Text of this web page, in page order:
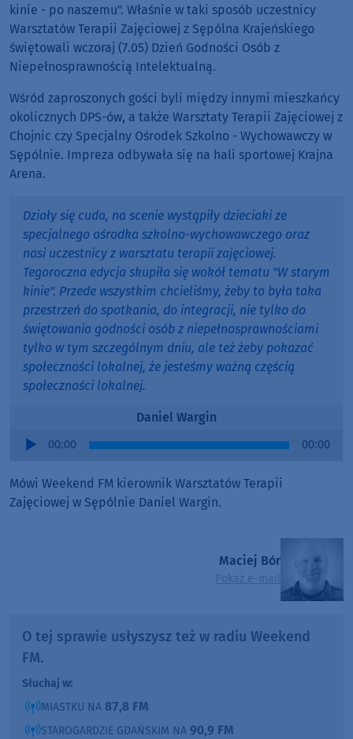
kinie - po naszemu". Właśnie w taki sposób uczestnicy
Warsztatów Terapii Zajęciowej z Sępólna Krajeńskiego
świętowali wczoraj (7.05) Dzień Godności Osób z
Niepełnosprawnością Intelektualną.
Wśród zaproszonych gości byli między innymi mieszkańcy
okolicznych DPS-ów, a także Warsztaty Terapii Zajęciowej z
Chojnic czy Specjalny Ośrodek Szkolno - Wychowawczy w
Sępólnie. Impreza odbywała się na hali sportowej Krajna
Arena.
Działy się cuda, na scenie wystąpiły dzieciaki ze
specjalnego ośrodka szkolno-wychowawczego oraz
nasi uczestnicy z warsztatu terapii zajęciowej.
Tegoroczna edycja skupiła się wokół tematu "W starym
kinie". Przede wszystkim chcieliśmy, żeby to była taka
przestrzeń do spotkania, do integracji, nie tylko do
świętowania godności osób z niepełnosprawnościami
tylko w tym szczególnym dniu, ale też żeby pokazać
społeczności lokalnej, że jesteśmy ważną częścią
społeczności lokalnej.
Daniel Wargin
Audio
00:00 00:00
Mówi Weekend FM kierownik Warsztatów Terapii
Zajęciowej w Sępólnie Daniel Wargin.
Maciej Bór
Pokaż e-mail
O tej sprawie usłyszysz też w radiu Weekend
FM.
Słuchaj w:
MIASTKU NA 87,8 FM
STAROGARDZIE GDAŃSKIM NA 90,9 FM